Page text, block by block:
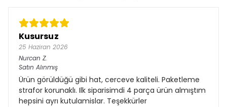
Kusursuz
25 Haziran 2026
Nurcan Z.
Satın Alınmış
Ürün görüldüğü gibi hat, cerceve kaliteli. Paketleme
strafor korunaklı. Ilk siparisimdi 4 parça ürün almıştım
hepsini ayrı kutulamislar. Teşekkürler